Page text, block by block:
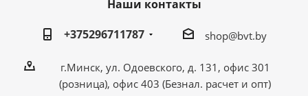
Наши контакты
+375296711787
shop@bvt.by
г.Минск, ул. Одоевского, д. 131, офис 301
(розница), офис 403 (Безнал. расчет и опт)